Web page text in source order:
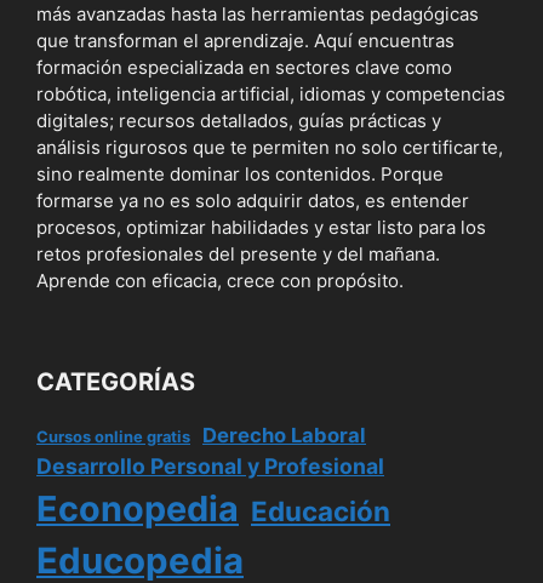
más avanzadas hasta las herramientas pedagógicas
que transforman el aprendizaje. Aquí encuentras
formación especializada en sectores clave como
robótica, inteligencia artificial, idiomas y competencias
digitales; recursos detallados, guías prácticas y
análisis rigurosos que te permiten no solo certificarte,
sino realmente dominar los contenidos. Porque
formarse ya no es solo adquirir datos, es entender
procesos, optimizar habilidades y estar listo para los
retos profesionales del presente y del mañana.
Aprende con eficacia, crece con propósito.
CATEGORÍAS
Cursos online gratis Derecho Laboral
Desarrollo Personal y Profesional
Econopedia Educación
Educopedia